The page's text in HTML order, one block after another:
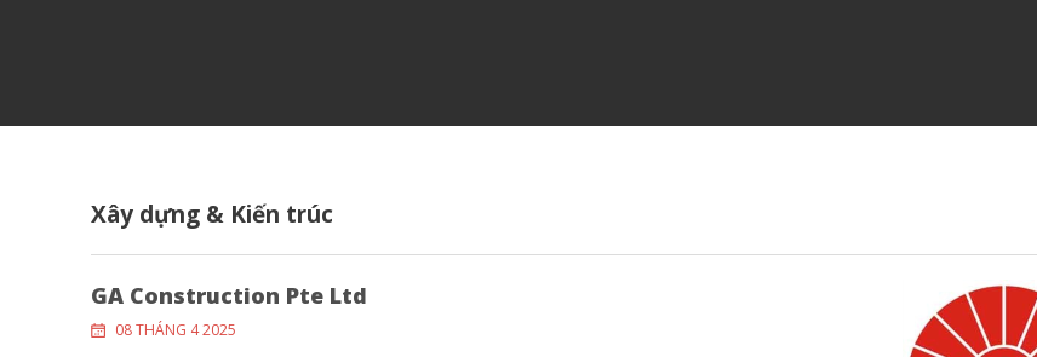
Xây dựng & Kiến trúc
GA Construction Pte Ltd
08 THÁNG 4 2025